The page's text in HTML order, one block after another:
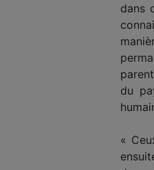
dans
du
«